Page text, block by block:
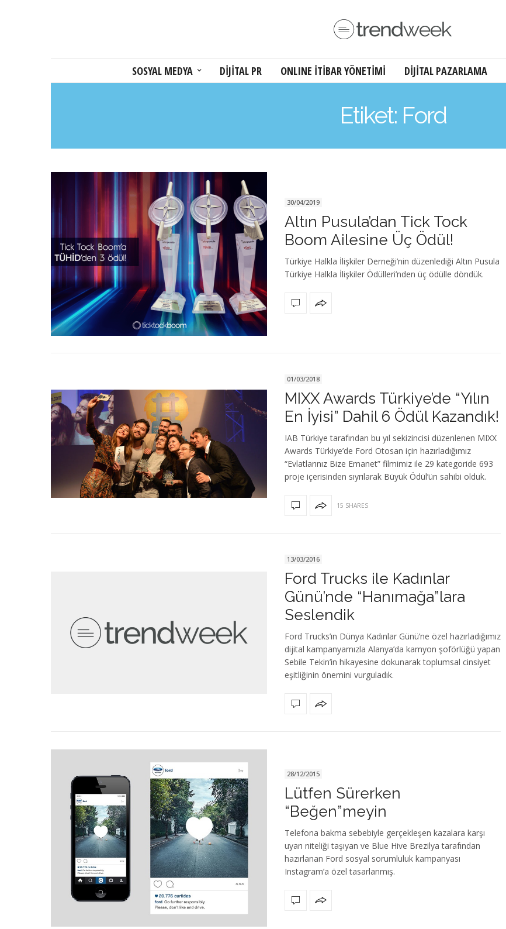
SOSYAL MEDYA DİJİTAL PR ONLINE İTİBAR YÖNETİMİ DİJİTAL PAZARLAMA
Etiket: Ford
30/04/2019
Altın Pusula’dan Tick Tock
Boom Ailesine Üç Ödül!
Türkiye Halkla İlişkiler Derneği’nin düzenlediği Altın Pusula
Türkiye Halkla İlişkiler Ödülleri’nden üç ödülle döndük.
01/03/2018
MIXX Awards Türkiye’de “Yılın
En İyisi” Dahil 6 Ödül Kazandık!
IAB Türkiye tarafından bu yıl sekizincisi düzenlenen MIXX
Awards Türkiye’de Ford Otosan için hazırladığımız
“Evlatlarınız Bize Emanet” filmimiz ile 29 kategoride 693
proje içerisinden sıyrılarak Büyük Ödül’ün sahibi olduk.
15 SHARES
13/03/2016
Ford Trucks ile Kadınlar
Günü’nde “Hanımağa”lara
Seslendik
Ford Trucks’ın Dünya Kadınlar Günü’ne özel hazırladığımız
dijital kampanyamızla Alanya’da kamyon şoförlüğü yapan
Sebile Tekin’in hikayesine dokunarak toplumsal cinsiyet
eşitliğinin önemini vurguladık.
28/12/2015
Lütfen Sürerken
“Beğen”meyin
Telefona bakma sebebiyle gerçekleşen kazalara karşı
uyarı niteliği taşıyan ve Blue Hive Brezilya tarafından
hazırlanan Ford sosyal sorumluluk kampanyası
Instagram’a özel tasarlanmış.